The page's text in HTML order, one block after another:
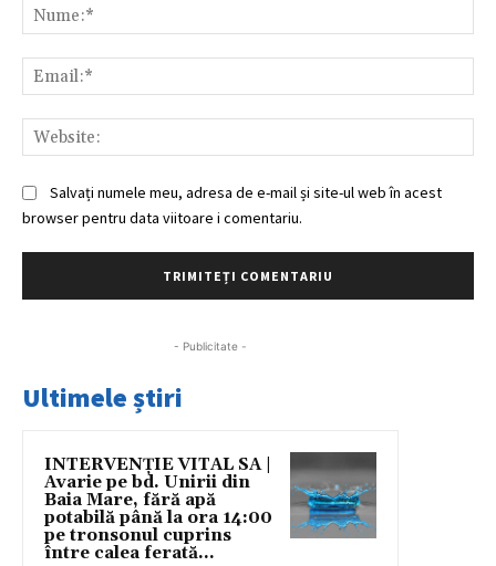
Salvați numele meu, adresa de e-mail și site-ul web în acest
browser pentru data viitoare i comentariu.
- Publicitate -
Ultimele știri
INTERVENȚIE VITAL SA |
Avarie pe bd. Unirii din
Baia Mare, fără apă
potabilă până la ora 14:00
pe tronsonul cuprins
între calea ferată...